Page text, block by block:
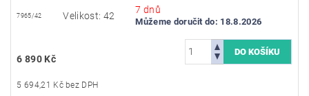
7965/42 Velikost: 42
7 dnů
Můžeme doručit do: 18.8.2026
6 890 Kč
5 694,21 Kč bez DPH